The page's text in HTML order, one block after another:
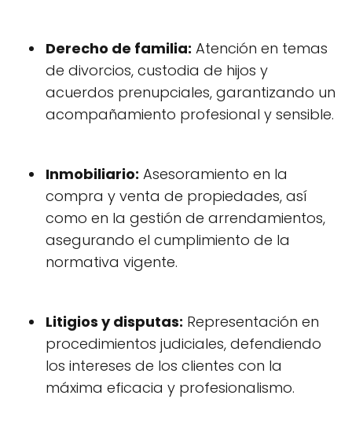
Derecho de familia: Atención en temas
de divorcios, custodia de hijos y
acuerdos prenupciales, garantizando un
acompañamiento profesional y sensible.
Inmobiliario: Asesoramiento en la
compra y venta de propiedades, así
como en la gestión de arrendamientos,
asegurando el cumplimiento de la
normativa vigente.
Litigios y disputas: Representación en
procedimientos judiciales, defendiendo
los intereses de los clientes con la
máxima eficacia y profesionalismo.